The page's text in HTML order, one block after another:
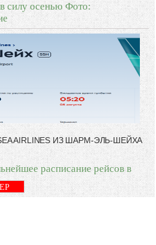
силу осенью Фото:
AIRLINES ИЗ ШАРМ-ЭЛЬ-ШЕЙХА
расписание рейсов в